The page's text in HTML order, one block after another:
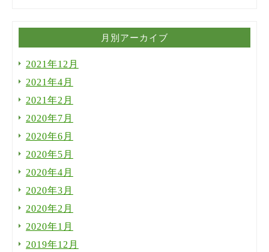
月別アーカイブ
2021年12月
2021年4月
2021年2月
2020年7月
2020年6月
2020年5月
2020年4月
2020年3月
2020年2月
2020年1月
2019年12月